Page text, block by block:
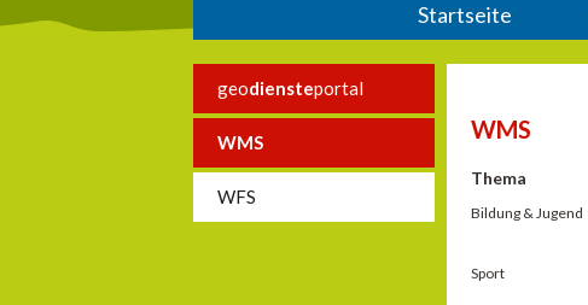
Startseite
geodiensteportal
WMS
WFS
WMS
Thema
Bildung & Jugend
Sport